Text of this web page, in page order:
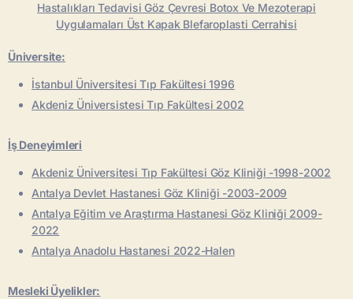
Hastalıkları Tedavisi Göz Çevresi Botox Ve Mezoterapi
Uygulamaları Üst Kapak Blefaroplasti Cerrahisi
Üniversite:
İstanbul Üniversitesi Tıp Fakültesi 1996
Akdeniz Üniversistesi Tıp Fakültesi 2002
İş Deneyimleri
Akdeniz Üniversitesi Tıp Fakültesi Göz Kliniği -1998-2002
Antalya Devlet Hastanesi Göz Kliniği -2003-2009
Antalya Eğitim ve Araştırma Hastanesi Göz Kliniği 2009-
2022
Antalya Anadolu Hastanesi 2022-Halen
Mesleki Üyelikler: